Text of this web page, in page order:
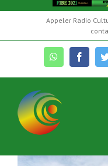
content
Appeler Radio
whatsapp